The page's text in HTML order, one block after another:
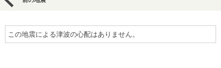
この地震による津波の心配はありません。